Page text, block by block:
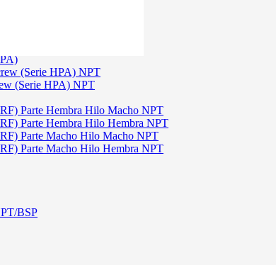
(Serie HPA) NPT
(Serie HPA) NPT
Parte Hembra Hilo Macho NPT
Parte Hembra Hilo Hembra NPT
Parte Macho Hilo Macho NPT
Parte Macho Hilo Hembra NPT
BSP